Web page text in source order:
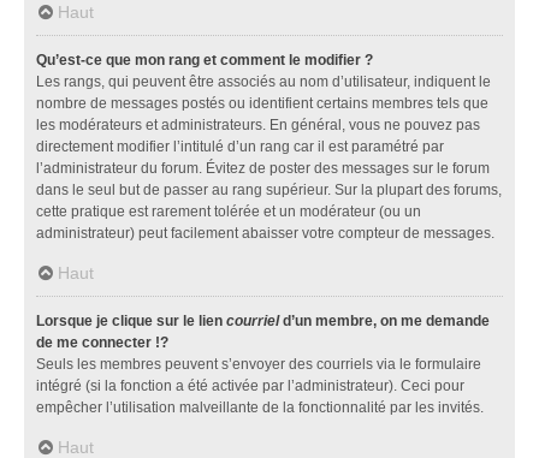
Haut
Qu’est-ce que mon rang et comment le modifier ?
Les rangs, qui peuvent être associés au nom d’utilisateur, indiquent le
nombre de messages postés ou identifient certains membres tels que
les modérateurs et administrateurs. En général, vous ne pouvez pas
directement modifier l’intitulé d’un rang car il est paramétré par
l’administrateur du forum. Évitez de poster des messages sur le forum
dans le seul but de passer au rang supérieur. Sur la plupart des forums,
cette pratique est rarement tolérée et un modérateur (ou un
administrateur) peut facilement abaisser votre compteur de messages.
Haut
Lorsque je clique sur le lien courrield’un membre, on me demande
de me connecter !?
Seuls les membres peuvent s’envoyer des courriels via le formulaire
intégré (si la fonction a été activée par l’administrateur). Ceci pour
empêcher l’utilisation malveillante de la fonctionnalité par les invités.
Haut